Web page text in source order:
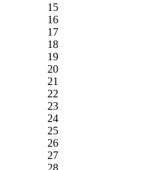
15
16
17
18
19
20
21
22
23
24
25
26
27